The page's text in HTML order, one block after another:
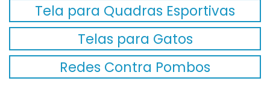
Tela para Quadras Esportivas
Telas para Gatos
Redes Contra Pombos